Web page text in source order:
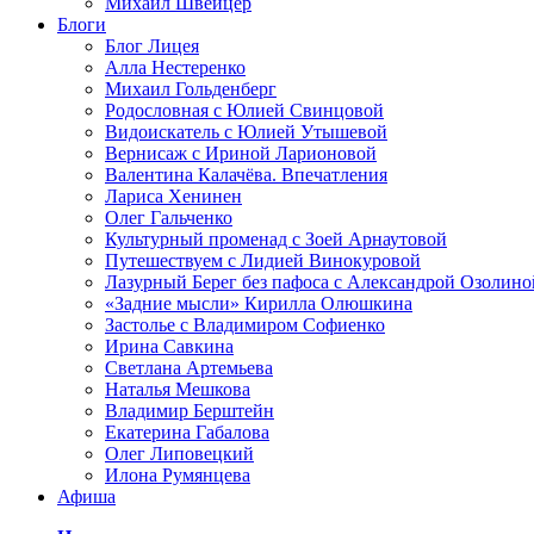
Блоги
Блог Лицея
Алла Нестеренко
Михаил Гольденберг
Родословная с Юлией Свинцовой
Видоискатель с Юлией Утышевой
Вернисаж с Ириной Ларионовой
Валентина Калачёва. Впечатления
Лариса Хенинен
Олег Гальченко
Культурный променад с Зоей Арнаутовой
Путешествуем с Лидией Винокуровой
Лазурный Берег без пафоса с Александрой
«Задние мысли» Кирилла Олюшкина
Застолье с Владимиром Софиенко
Ирина Савкина
Светлана Артемьева
Наталья Мешкова
Владимир Берштейн
Екатерина Габалова
Олег Липовецкий
Илона Румянцева
Афиша